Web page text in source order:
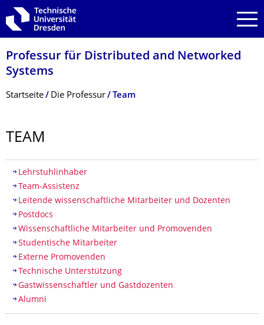
Zur Hauptnavigation springen
Zur Suche springen
Zum Inhalt springen
Professur für Distributed and Networked
Systems
Breadcrumb-Menü
Startseite Die Professur Team
TEAM
Inhaltsverzeichnis
Lehrstuhlinhaber
Team-Assistenz
Leitende wissenschaftliche Mitarbeiter und Dozenten
Postdocs
Wissenschaftliche Mitarbeiter und Promovenden
Studentische Mitarbeiter
Externe Promovenden
Technische Unterstützung
Gastwissenschaftler und Gastdozenten
Alumni